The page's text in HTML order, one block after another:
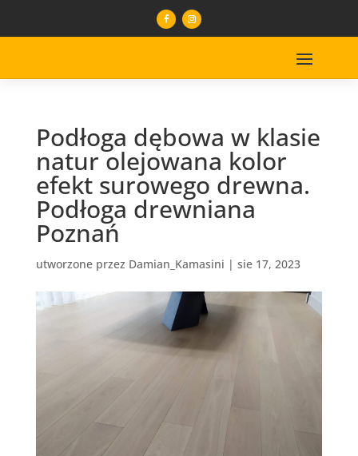
Podłoga dębowa w klasie
natur olejowana kolor
efekt surowego drewna.
Podłoga drewniana
Poznań
utworzone przez Damian_Kamasini | sie 17, 2023